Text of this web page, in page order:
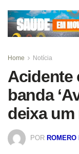
Home Notícia
Acidente
banda
deixa um
POR ROMERO